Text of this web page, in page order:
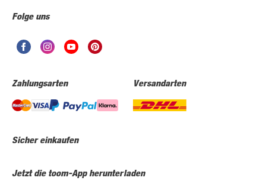
Folge uns
Zahlungsarten Versandarten
Sicher einkaufen
Jetzt die toom-App herunterladen